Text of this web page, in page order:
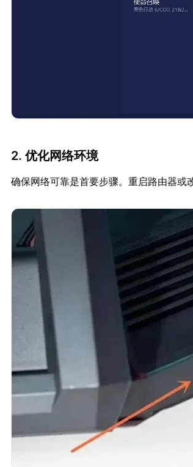
2. 优化网络环境
确保网络可靠是首要步骤。重启路由器或